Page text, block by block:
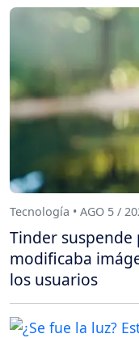
Tecnología • AGO 5 /
Tinder suspende
modificaba
los usuarios